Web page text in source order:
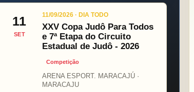
11
SET
11/09/2026 · DIA TODO
XXV Copa Judô Para Todos
e 7ª Etapa do Circuito
Estadual de Judô - 2026
Competição
ARENA ESPORT. MARACAJÚ ·
MARACAJU